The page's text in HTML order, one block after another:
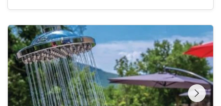
House Hideaway Novi Vinodolski
Pregledajte cijelu
galeriju na